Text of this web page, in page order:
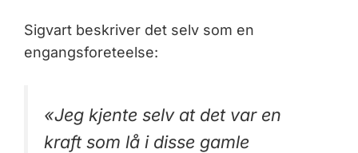
Sigvart beskriver det selv som en
engangsforeteelse:
«Jeg kjente selv at det var en
kraft som lå i disse gamle